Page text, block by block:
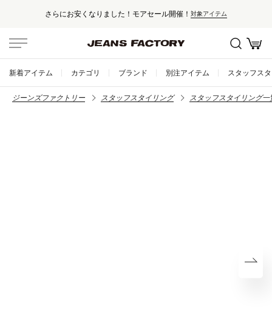
さらにお安くなりました！モアセール開催！ 対象アイテム
新着アイテム カテゴリ ブランド 別注アイテム スタッフス
ジーンズファクトリー スタッフスタイリング スタッフスタイリング一